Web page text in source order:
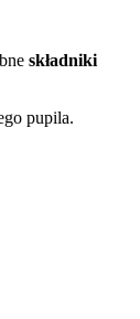
składniki
pupila.